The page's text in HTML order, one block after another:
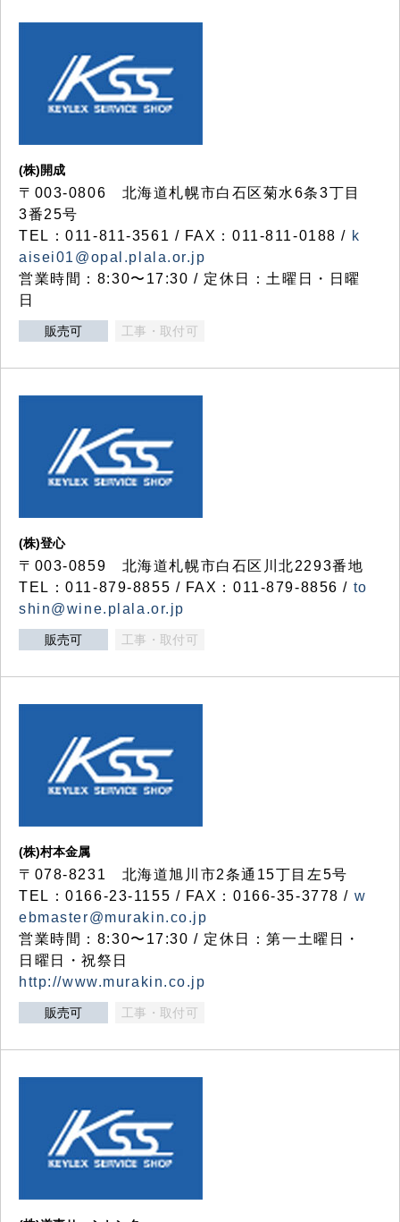
(株)開成
〒003-0806 北海道札幌市白石区菊水6条3丁目
3番25号
TEL：011-811-3561 / FAX：011-811-0188 / k
aisei01@opal.plala.or.jp
営業時間：8:30〜17:30 / 定休日：土曜日・日曜
日
販売可 工事・取付可
(株)登心
〒003-0859 北海道札幌市白石区川北2293番地
TEL：011-879-8855 / FAX：011-879-8856 / to
shin@wine.plala.or.jp
販売可 工事・取付可
(株)村本金属
〒078-8231 北海道旭川市2条通15丁目左5号
TEL：0166-23-1155 / FAX：0166-35-3778 / w
ebmaster@murakin.co.jp
営業時間：8:30〜17:30 / 定休日：第一土曜日・
日曜日・祝祭日
http://www.murakin.co.jp
販売可 工事・取付可